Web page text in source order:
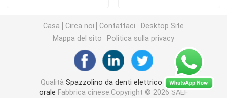
Spazzolino da denti elettrico astuto
Casa Circa noi Contattaci
Desktop Site
Mappa del sito
Politica sulla privacy
Qualità Spazzolino da denti elettrico di cura
orale Fabbrica cinese.Copyright © 2026 SAEF